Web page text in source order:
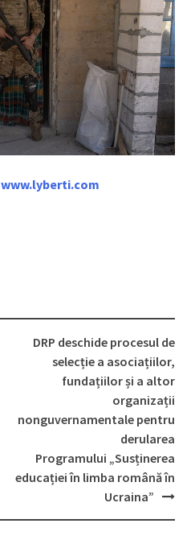
www.lyberti.com
DRP deschide procesul de
selecție a asociațiilor,
fundațiilor și a altor
organizații
nonguvernamentale pentru
derularea
Programului „Susținerea
educației în limba română în
Ucraina”